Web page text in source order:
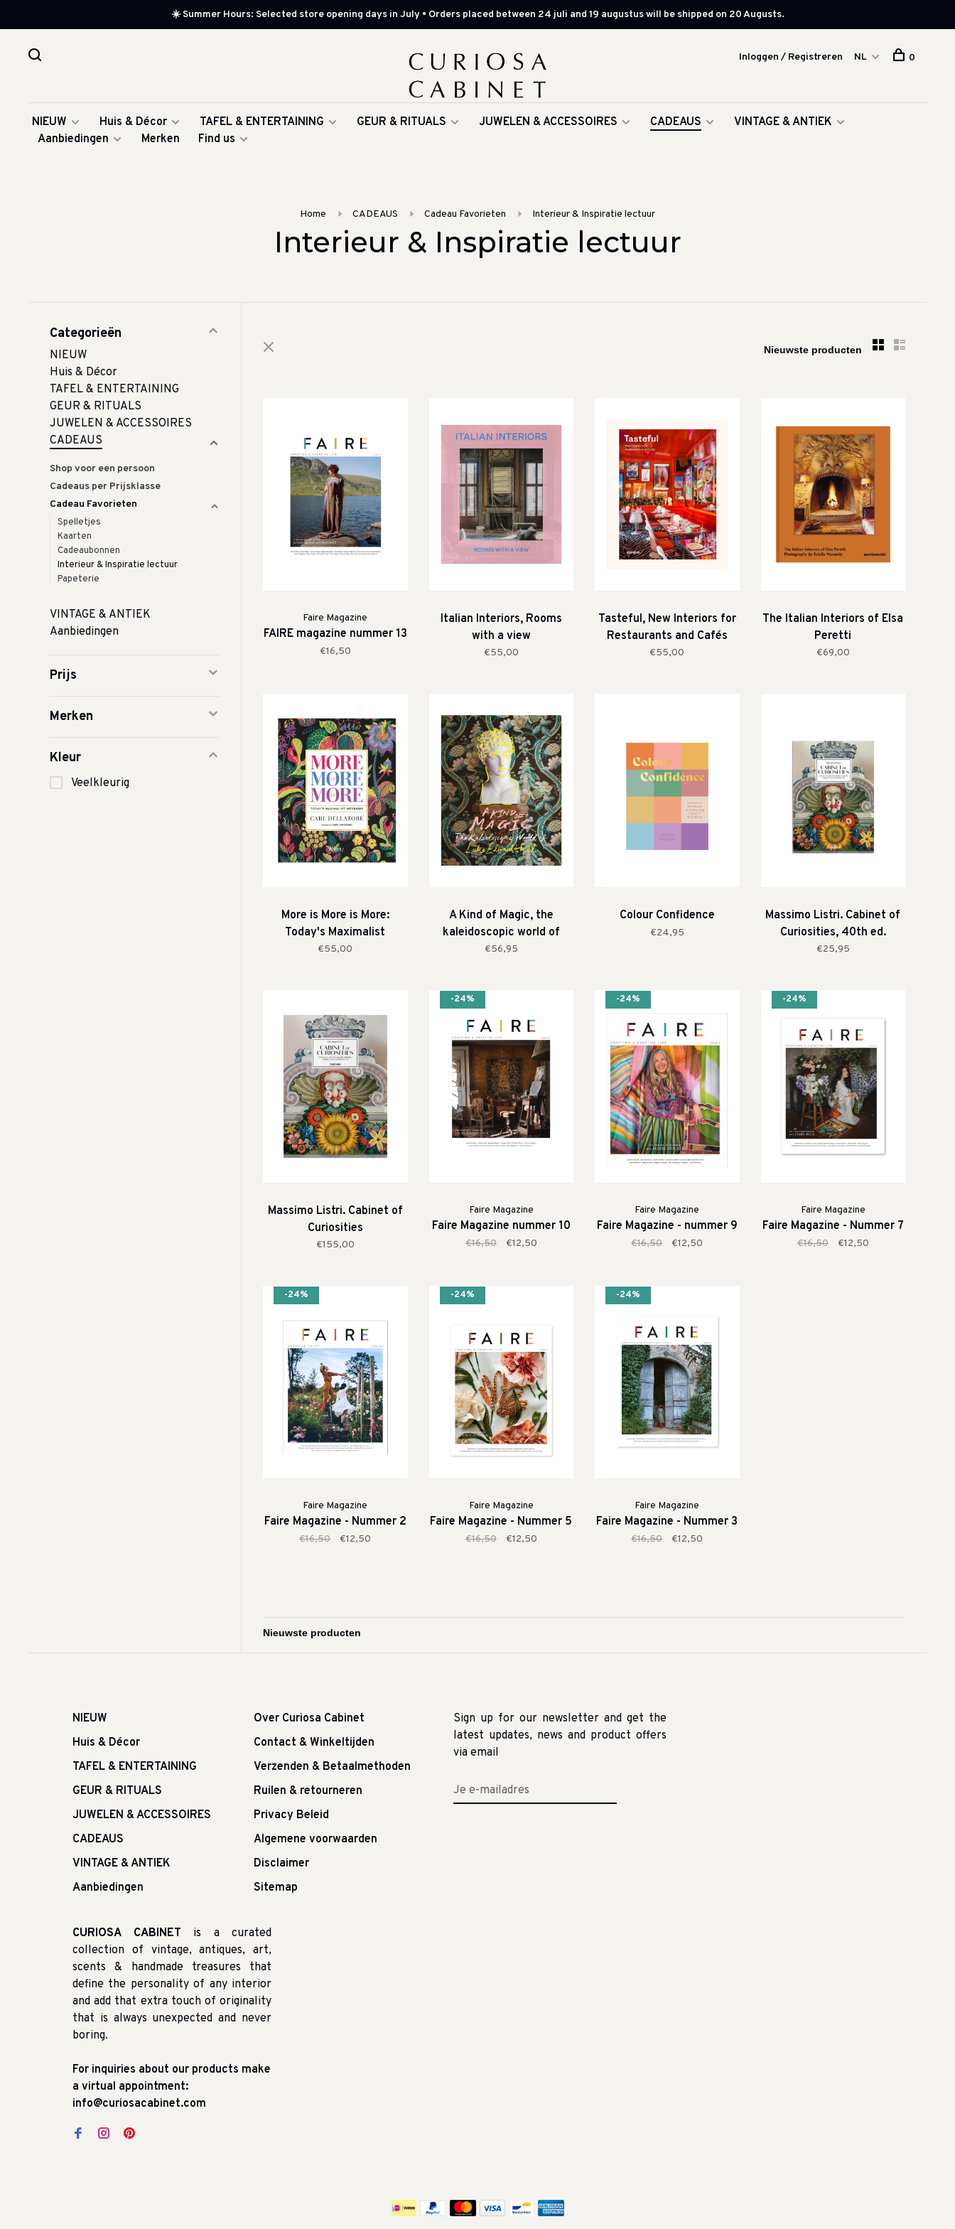
☀️ Summer Hours: Selected store opening days in July • Orders placed between 24 juli and 19 augustus will be shipped on 20 Augusts.
NIEUW Huis & Décor TAFEL & ENTERTAINING GEUR & RITUALS JUWELEN & ACCESSOIRES CADEAUS
VINTAGE & ANTIEK
Aanbiedingen
Merken Find us
Inloggen / Registreren NL 0
Home CADEAUS Cadeau Favorieten Interieur & Inspiratie lectuur
Interieur & Inspiratie lectuur
Categorieën
NIEUW
Huis & Décor
TAFEL & ENTERTAINING
GEUR & RITUALS
JUWELEN & ACCESSOIRES
CADEAUS
Shop voor een persoon
Cadeaus per Prijsklasse
Cadeau Favorieten
Spelletjes
Kaarten
Cadeaubonnen
Interieur & Inspiratie lectuur
Papeterie
VINTAGE & ANTIEK
Aanbiedingen
Prijs
Merken
Kleur
Veelkleurig
Faire Magazine
FAIRE magazine nummer 13
€16,50
Italian Interiors, Rooms
with a view
€55,00
Tasteful, New Interiors for
Restaurants and Cafés
€55,00
The Italian Interiors of Elsa
Peretti
€69,00
More is More is More:
Today's Maximalist
Interiors
€55,00
A Kind of Magic, the
kaleidoscopic world of
Luke Edward Hall
€56,95
Colour Confidence
€24,95
Massimo Listri. Cabinet of
Curiosities, 40th ed.
€25,95
Massimo Listri. Cabinet of
Curiosities
€155,00
-24%
Faire Magazine
Faire Magazine nummer 10
€16,50 €12,50
-24%
Faire Magazine
Faire Magazine - nummer 9
€16,50 €12,50
-24%
Faire Magazine
Faire Magazine - Nummer 7
€16,50 €12,50
-24%
Faire Magazine
Faire Magazine - Nummer 2
€16,50 €12,50
-24%
Faire Magazine
Faire Magazine - Nummer 5
€16,50 €12,50
-24%
Faire Magazine
Faire Magazine - Nummer 3
€16,50 €12,50
NIEUW
Huis & Décor
TAFEL & ENTERTAINING
GEUR & RITUALS
JUWELEN & ACCESSOIRES
CADEAUS
VINTAGE & ANTIEK
Aanbiedingen
Over Curiosa Cabinet
Contact & Winkeltijden
Verzenden & Betaalmethoden
Ruilen & retourneren
Privacy Beleid
Algemene voorwaarden
Disclaimer
Sitemap
Sign up for our newsletter and get the
latest updates, news and product offers
via email
CURIOSA CABINET is a curated
collection of vintage, antiques, art,
scents & handmade treasures that
define the personality of any interior
and add that extra touch of originality
that is always unexpected and never
boring.
For inquiries about our products make
a virtual appointment:
info@curiosacabinet.com